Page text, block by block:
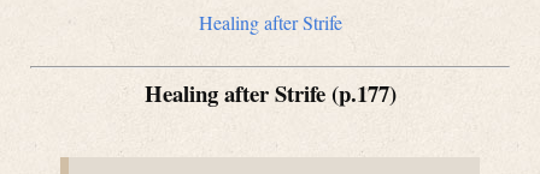
Healing after Strife
Healing after Strife (p.177)